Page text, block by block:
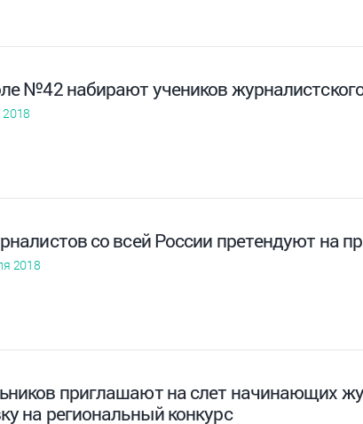
№42 набирают учеников
со всей России претендуют на
2018
приглашают на слет начинающих
на региональный конкурс